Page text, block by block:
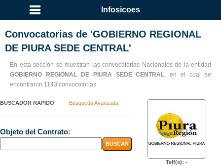
Infosicoes
Convocatorias de 'GOBIERNO REGIONAL
DE PIURA SEDE CENTRAL'
En esta sección se muestran las convocatorias Nacionales de la entidad
GOBIERNO REGIONAL DE PIURA SEDE CENTRAL, en el cual se
encontraron 1143 convocatorias.
BUSCADOR RAPIDO Busqueda Avanzada
Objeto del Contrato:
Telf(s): -